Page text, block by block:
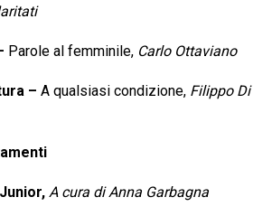
Parole al femminile, Carlo Ottaviano
– A qualsiasi condizione, Filippo Di
A cura di Anna Garbagna